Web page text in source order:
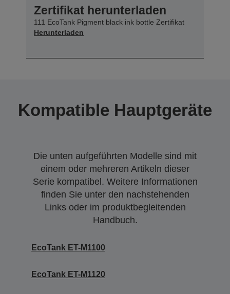
Zertifikat herunterladen
111 EcoTank Pigment black ink bottle Zertifikat
Herunterladen
Kompatible Hauptgeräte
Die unten aufgeführten Modelle sind mit
einem oder mehreren Artikeln dieser
Serie kompatibel. Weitere Informationen
finden Sie unter den nachstehenden
Links oder im produktbegleitenden
Handbuch.
EcoTank ET-M1100
EcoTank ET-M1120